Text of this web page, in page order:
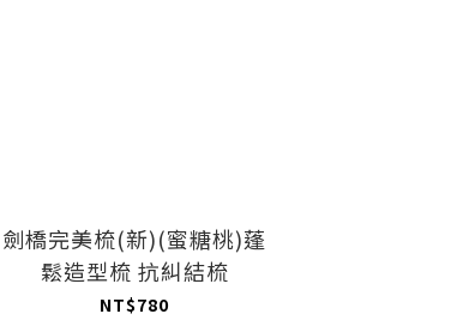
劍橋完美梳(新)(蜜糖桃)蓬
鬆造型梳 抗糾結梳
NT$780